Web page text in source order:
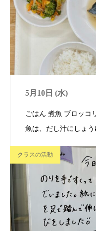
5月10日 (水)
ごはん 煮魚 ブロッコリーのおかか和え みそ汁園の煮
魚は、だし汁にしょ
クラスの活動